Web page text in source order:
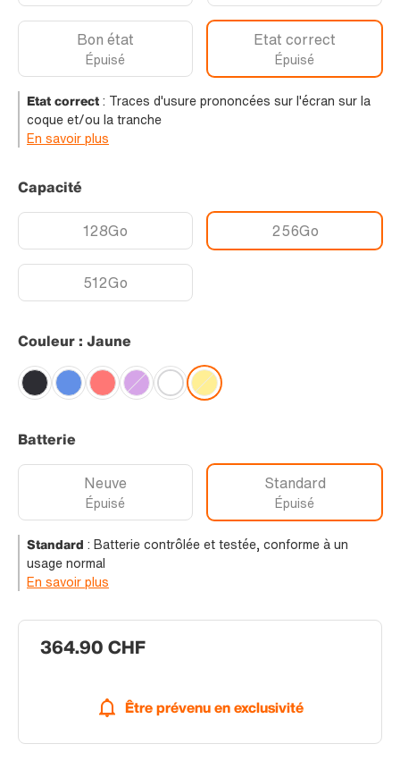
364.90 CHF
Être prévenu en exclusivité
Bon état
Épuisé
Etat correct
Épuisé
Etat correct: Traces d'usure prononcées sur l'écran sur la
coque et/ou la tranche
En savoir plus
Capacité
128Go 256Go
512Go
Couleur : Jaune
Batterie
Neuve
Épuisé
Standard
Épuisé
Standard : Batterie contrôlée et testée, conforme à un
usage normal
En savoir plus